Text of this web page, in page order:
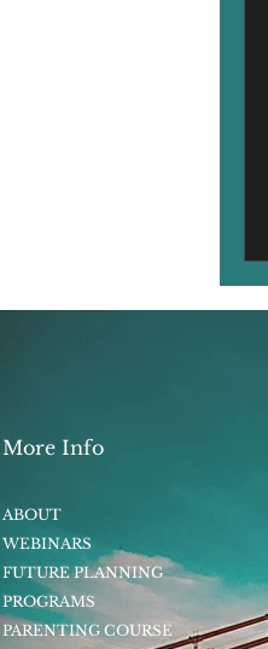
More Info
ABOUT
WEBINARS
FUTURE PLANNING
PROGRAMS
PARENTING COURSE